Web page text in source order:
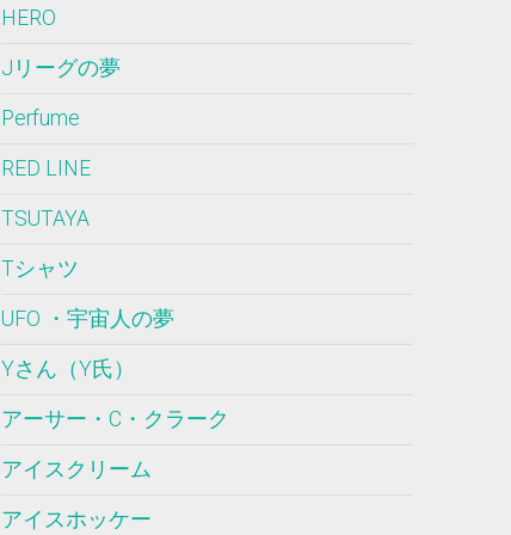
HERO
Jリーグの夢
Perfume
RED LINE
TSUTAYA
Tシャツ
UFO ・宇宙人の夢
Yさん（Y氏）
アーサー・C・クラーク
アイスクリーム
アイスホッケー